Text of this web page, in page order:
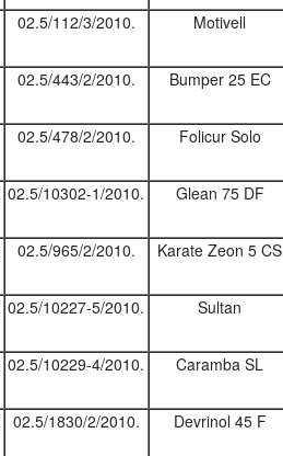
02.5/112/3/2010. Motivell
02.5/443/2/2010. Bumper 25 EC
02.5/478/2/2010. Folicur Solo
02.5/10302-1/2010. Glean 75 DF
02.5/965/2/2010. Karate Zeon 5 CS
02.5/10227-5/2010. Sultan
02.5/10229-4/2010. Caramba SL
02.5/1830/2/2010. Devrinol 45 F